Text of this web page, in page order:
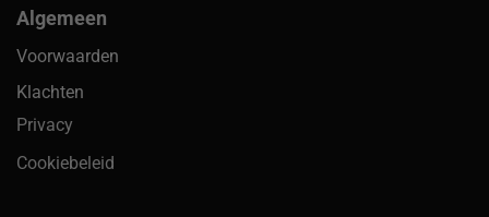
Algemeen
Voorwaarden
Klachten
Privacy
Cookiebeleid